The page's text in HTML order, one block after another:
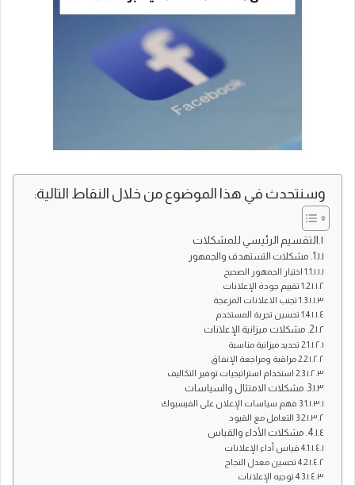
وسنتحدث في هذا الموضوع من خلال النقاط التالية:
التقسيم الرئيسي للمشكلات
1. مشكلات التستهدف والجمهور
1.1 اختيار الجمهور الصحيح
1.2 تقييم جودة الإعلانات
1.3 تجنب الاعلانات المزعجة
1.4 تحسين تجربة المستخدم
2. مشكلات ميزانية الإعلانات
2.1 تحديد ميزانية مناسبة
2.2 مراقبة ومراجعة الإنفاق
2.3 استخدام استراتيجيات توفير التكاليف
3. مشكلات الامتثال والسياسات
3.1 فهم سياسات الإعلان على الفيسبوك
3.2 التعامل مع القيود
4. مشكلات الأداء والقياس
4.1 قياس أداء الإعلانات
4.2 تحسين معدل النجاح
4.3 توجيه الإعلانات